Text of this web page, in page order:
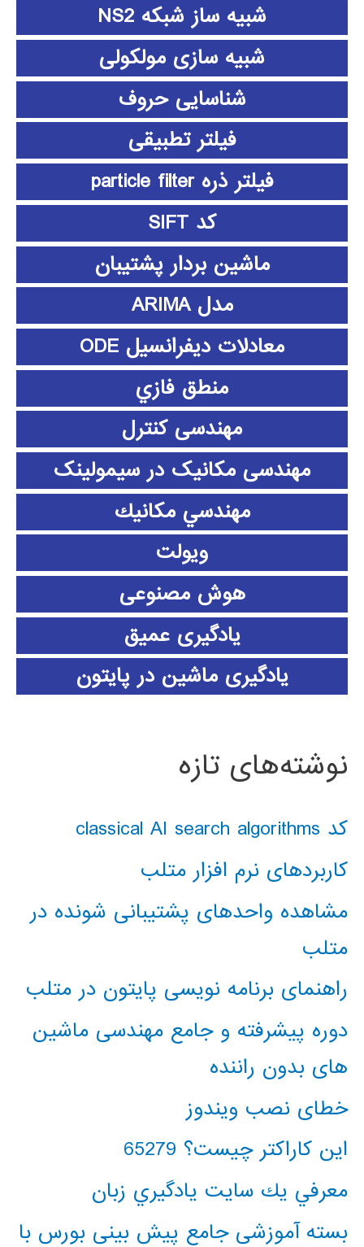
شبیه ساز شبکه NS2
شبیه سازی مولکولی
شناسایی حروف
فیلتر تطبیقی
فیلتر ذره particle filter
کد SIFT
ماشین بردار پشتیبان
مدل ARIMA
معادلات دیفرانسیل ODE
منطق فازي
مهندسی کنترل
مهندسی مکانیک در سیمولینک
مهندسي مكانيك
ویولت
هوش مصنوعی
یادگیری عمیق
یادگیری ماشین در پایتون
نوشته‌های تازه
کد classical AI search algorithms
کاربردهای نرم افزار متلب
مشاهده واحدهای پشتیبانی شونده در
متلب
راهنمای برنامه نویسی پایتون در متلب
دوره پیشرفته و جامع مهندسی ماشین
های بدون راننده
خطای نصب ویندوز
این کاراکتر چیست؟ 65279
معرفي يك سايت يادگيري زبان
بسته آموزشی جامع پیش بینی بورس با